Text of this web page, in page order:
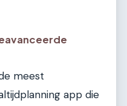
meest
app die